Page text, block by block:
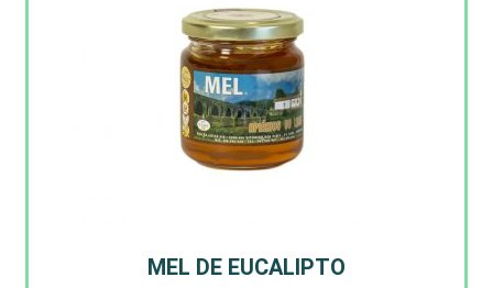
MEL DE EUCALIPTO